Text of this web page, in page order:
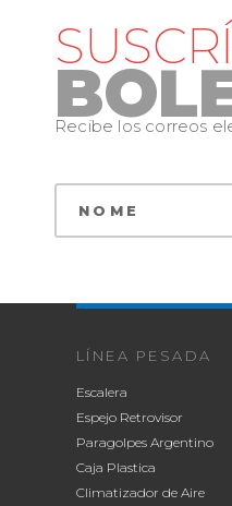
Recibe los correos
LÍNEA PESADA
Escalera
Espejo Retrovisor
Paragolpes Argentino
Caja Plastica
Climatizador de Aire